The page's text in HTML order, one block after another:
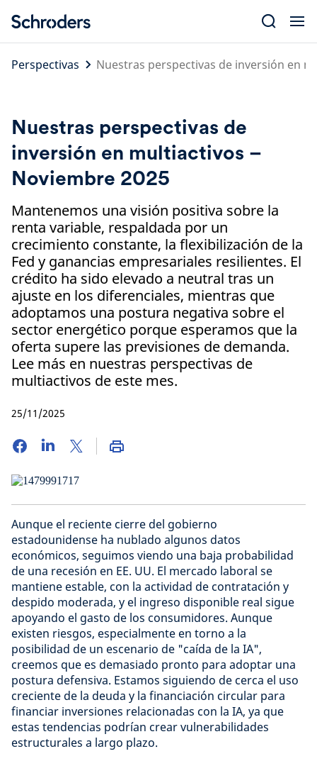
content
Perspectivas
Nuestras perspectivas de inversión en
Nuestras perspectivas de
inversión en multiactivos –
Noviembre 2025
Mantenemos una visión positiva sobre la
renta variable, respaldada por un
crecimiento constante, la flexibilización de la
Fed y ganancias empresariales resilientes. El
crédito ha sido elevado a neutral tras un
ajuste en los diferenciales, mientras que
adoptamos una postura negativa sobre el
sector energético porque esperamos que la
oferta supere las previsiones de demanda.
Lee más en nuestras perspectivas de
multiactivos de este mes.
25/11/2025
Aunque el reciente cierre del gobierno
estadounidense ha nublado algunos datos
económicos, seguimos viendo una baja probabilidad
de una recesión en EE. UU. El mercado laboral se
mantiene estable, con la actividad de contratación y
despido moderada, y el ingreso disponible real sigue
apoyando el gasto de los consumidores. Aunque
existen riesgos, especialmente en torno a la
posibilidad de un escenario de "caída de la IA",
creemos que es demasiado pronto para adoptar una
postura defensiva. Estamos siguiendo de cerca el uso
creciente de la deuda y la financiación circular para
financiar inversiones relacionadas con la IA, ya que
estas tendencias podrían crear vulnerabilidades
estructurales a largo plazo.